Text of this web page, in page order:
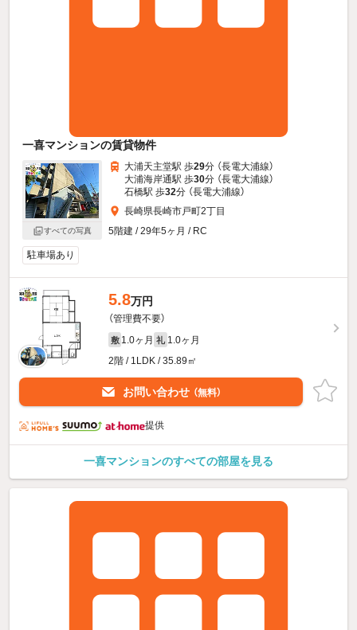
一喜マンションの賃貸物件
すべての写真
大浦天主堂駅 歩29分 （長電大浦線）
大浦海岸通駅 歩30分 （長電大浦線）
石橋駅 歩32分 （長電大浦線）
長崎県長崎市戸町2丁目
5階建 / 29年5ヶ月 / RC
駐車場あり
5.8万円
（管理費不要）
敷 1.0ヶ月 礼 1.0ヶ月
2階 / 1LDK / 35.89㎡
お問い合わせ （無料）
提供
一喜マンションのすべての部屋を見る